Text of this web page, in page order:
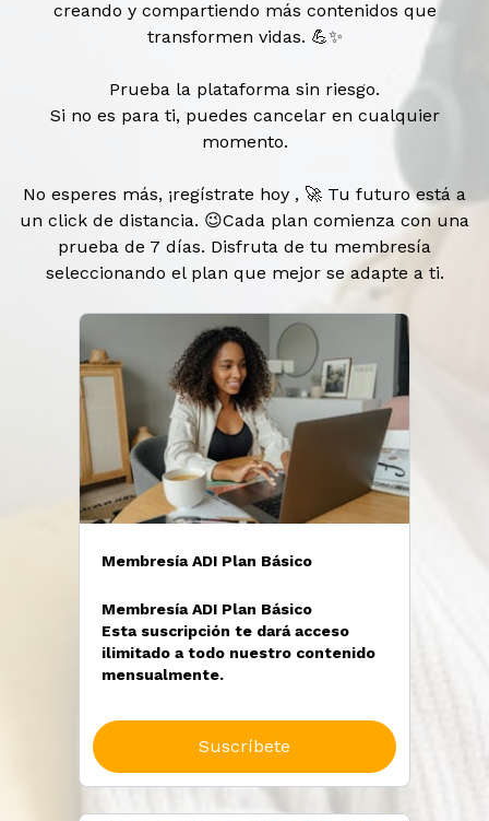
creando y compartiendo más contenidos que
transformen vidas. 💪✨
Prueba la plataforma sin riesgo.
Si no es para ti, puedes cancelar en cualquier
momento.
No esperes más, ¡regístrate hoy , 🚀 Tu futuro está a
un click de distancia. 😉Cada plan comienza con una
prueba de 7 días. Disfruta de tu membresía
seleccionando el plan que mejor se adapte a ti.
Membresía ADI Plan Básico
Membresía ADI Plan Básico
Esta suscripción te dará acceso
ilimitado a todo nuestro contenido
mensualmente.
Suscríbete